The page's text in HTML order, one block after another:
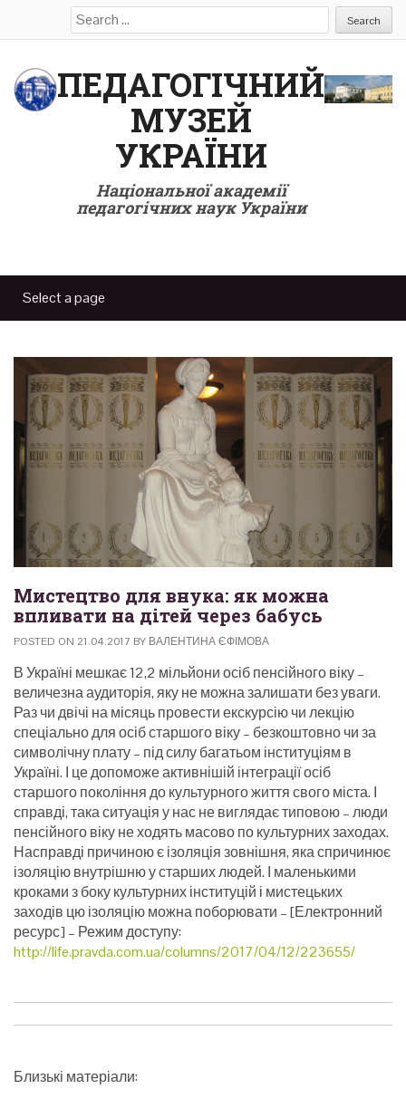
Search
for:
ПЕДАГОГІЧНИЙ
МУЗЕЙ
УКРАЇНИ
Національної академії
педагогічних наук України
Мистецтво для внука: як можна
впливати на дітей через бабусь
POSTED ON 21.04.2017 BY ВАЛЕНТИНА ЄФІМОВА
В Україні мешкає 12,2 мільйони осіб пенсійного віку –
величезна аудиторія, яку не можна залишати без уваги.
Раз чи двічі на місяць провести екскурсію чи лекцію
спеціально для осіб старшого віку – безкоштовно чи за
символічну плату – під силу багатьом інституціям в
Україні. І це допоможе активнішій інтеграції осіб
старшого покоління до культурного життя свого міста. І
справді, така ситуація у нас не виглядає типовою – люди
пенсійного віку не ходять масово по культурних заходах.
Насправді причиною є ізоляція зовнішня, яка спричинює
ізоляцію внутрішню у старших людей. І маленькими
кроками з боку культурних інституцій і мистецьких
заходів цю ізоляцію можна поборювати – [Електронний
ресурс] – Режим доступу:
http://life.pravda.com.ua/columns/2017/04/12/223655/
Близькі матеріали: